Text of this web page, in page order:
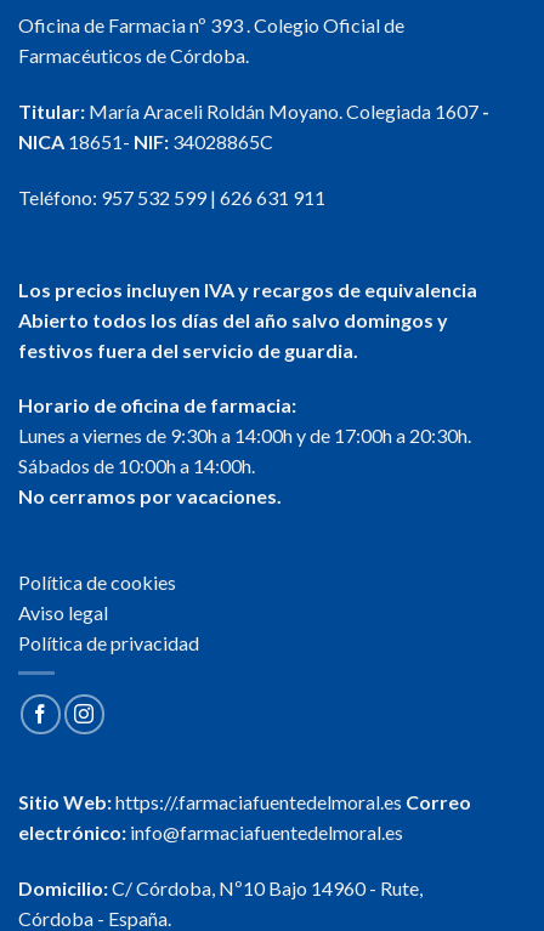
Oficina de Farmacia nº 393 . Colegio Oficial de
Farmacéuticos de Córdoba.
Titular: María Araceli Roldán Moyano. Colegiada 1607 -
NICA 18651- NIF: 34028865C
Teléfono: 957 532 599| 626 631 911
Los precios incluyen IVA y recargos de equivalencia
Abierto todos los días del año salvo domingos y
festivos fuera del servicio de guardia.
Horario de oficina de farmacia:
Lunes a viernes de 9:30h a 14:00h y de 17:00h a 20:30h.
Sábados de 10:00h a 14:00h.
No cerramos por vacaciones.
Política de cookies
Aviso legal
Política de privacidad
Sitio Web:https://.farmaciafuentedelmoral.es Correo
electrónico: info@farmaciafuentedelmoral.es
Domicilio:C/ Córdoba, Nº10 Bajo 14960 - Rute,
Córdoba - España.